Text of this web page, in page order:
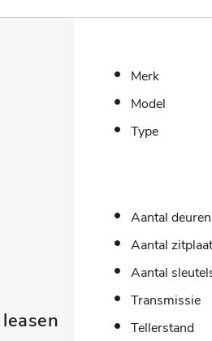
Merk
Model
Type
Aantal deuren
Aantal
Aantal
Transmissie
Tellerstand